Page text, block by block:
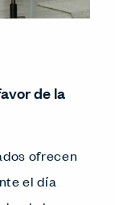
de la
ofrecen
el día